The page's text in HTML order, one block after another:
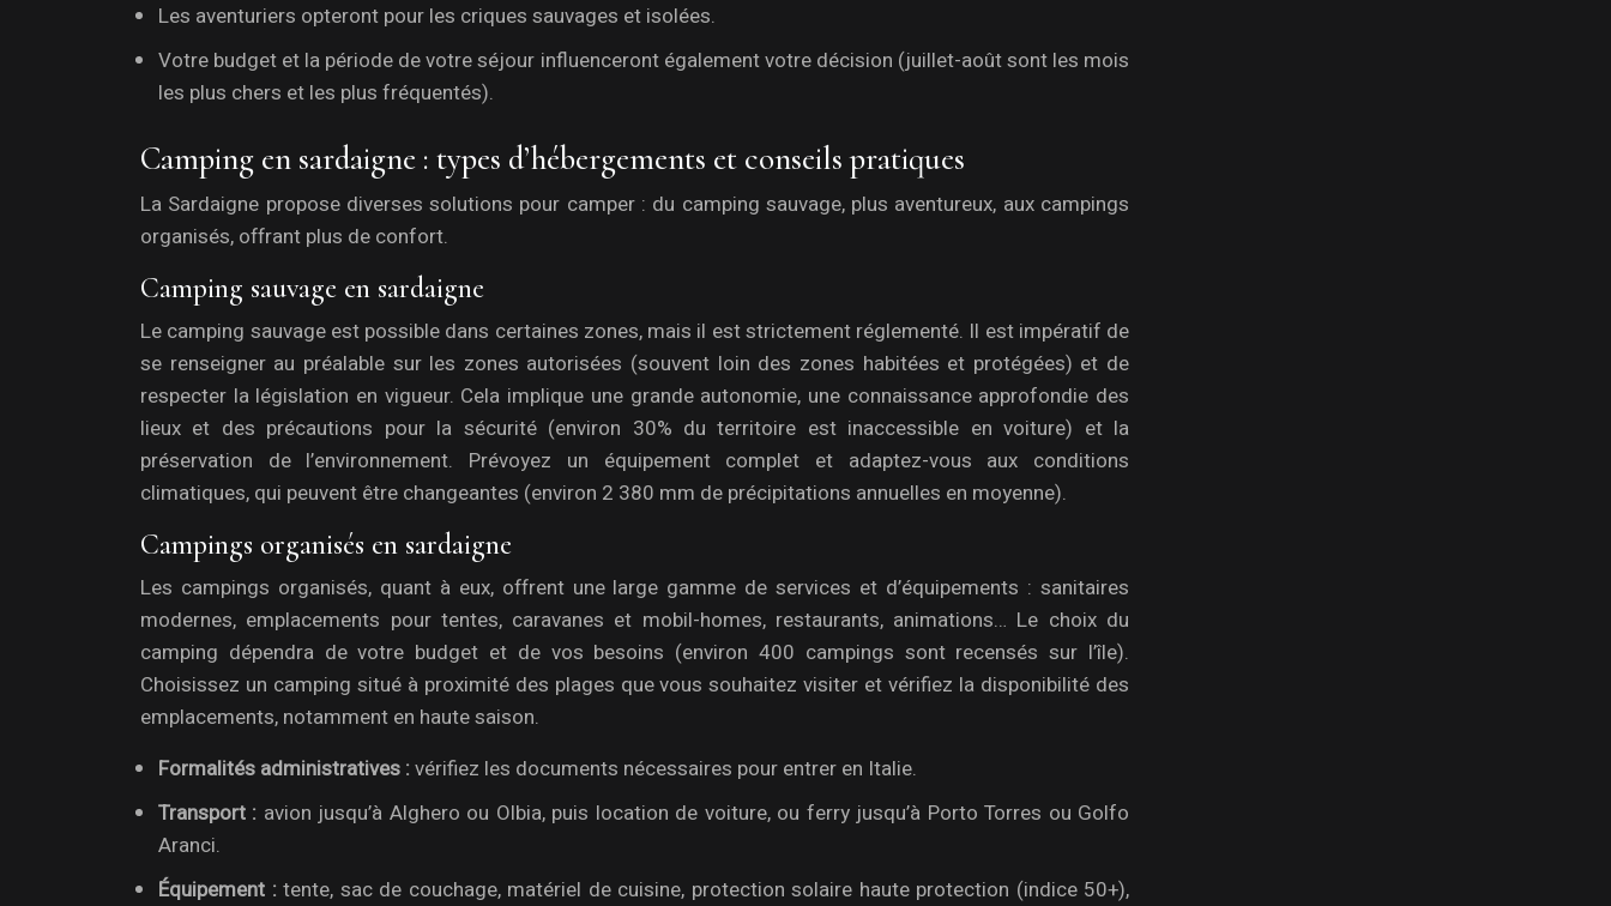
Les aventuriers opteront pour les criques sauvages et isolées.
Votre budget et la période de votre séjour influenceront également votre décision (juillet-août sont les mois
les plus chers et les plus fréquentés).
Camping en sardaigne : types d’hébergements et conseils pratiques
La Sardaigne propose diverses solutions pour camper : du camping sauvage, plus aventureux, aux campings
organisés, offrant plus de confort.
Camping sauvage en sardaigne
Le camping sauvage est possible dans certaines zones, mais il est strictement réglementé. Il est impératif de
se renseigner au préalable sur les zones autorisées (souvent loin des zones habitées et protégées) et de
respecter la législation en vigueur. Cela implique une grande autonomie, une connaissance approfondie des
lieux et des précautions pour la sécurité (environ 30% du territoire est inaccessible en voiture) et la
préservation de l’environnement. Prévoyez un équipement complet et adaptez-vous aux conditions
climatiques, qui peuvent être changeantes (environ 2 380 mm de précipitations annuelles en moyenne).
Campings organisés en sardaigne
Les campings organisés, quant à eux, offrent une large gamme de services et d’équipements : sanitaires
modernes, emplacements pour tentes, caravanes et mobil-homes, restaurants, animations… Le choix du
camping dépendra de votre budget et de vos besoins (environ 400 campings sont recensés sur l’île).
Choisissez un camping situé à proximité des plages que vous souhaitez visiter et vérifiez la disponibilité des
emplacements, notamment en haute saison.
Formalités administratives : vérifiez les documents nécessaires pour entrer en Italie.
Transport : avion jusqu’à Alghero ou Olbia, puis location de voiture, ou ferry jusqu’à Porto Torres ou Golfo
Aranci.
Équipement : tente, sac de couchage, matériel de cuisine, protection solaire haute protection (indice 50+),